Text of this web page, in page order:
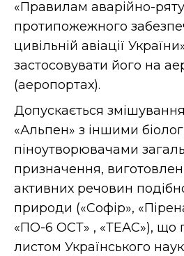
«Правилам аварійно-
протипожежного
цивільній авіації
застосовувати його на
(аеропортах).
Допускається
«Альпен» з іншими
піноутворювачами
призначення,
активних речовин
природи («Софір»,
«ПО-6 ОСТ» , «ТЕАС»), що
листом Українського